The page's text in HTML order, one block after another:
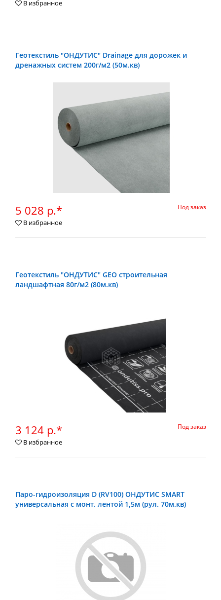
В избранное
Геотекстиль "ОНДУТИС" Drainage для дорожек и
дренажных систем 200г/м2 (50м.кв)
5 028 р.* Под заказ
В избранное
Геотекстиль "ОНДУТИС" GEO строительная
ландшафтная 80г/м2 (80м.кв)
3 124 р.* Под заказ
В избранное
Паро-гидроизоляция D (RV100) ОНДУТИС SMART
универсальная с монт. лентой 1,5м (рул. 70м.кв)